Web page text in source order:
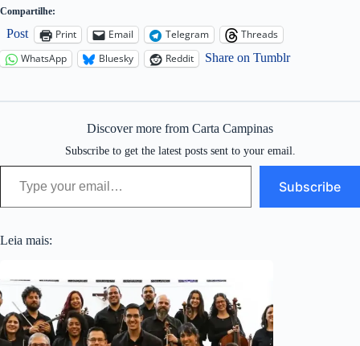
Compartilhe:
Post Print Email Telegram
Threads
WhatsApp
Bluesky Reddit Share on Tumblr
Discover more from Carta Campinas
Subscribe to get the latest posts sent to your email.
Type your email…
Subscribe
Leia mais: